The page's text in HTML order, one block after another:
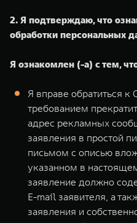
2. Я подтверждаю, что
обработки персональных
Я ознакомлен (-а) с тем,
Я вправе обратиться
требованием
адрес рекламных
заявления в простой
письмом с описью
указанном в
заявление должно
E-mail заявителя, а
заявления и